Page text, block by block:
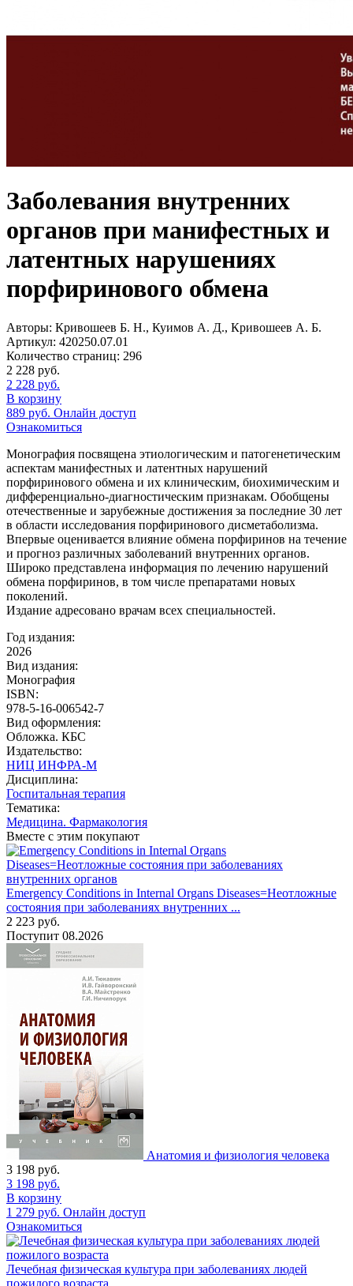
Заболевания внутренних
органов при манифестных и
латентных нарушениях
порфиринового обмена
Авторы: Кривошеев Б. Н., Куимов А. Д., Кривошеев А. Б.
Артикул: 420250.07.01
Количество страниц: 296
2 228 руб.
2 228 руб.
В корзину
889 руб. Онлайн доступ
Ознакомиться
Монография посвящена этиологическим и патогенетическим
аспектам манифестных и латентных нарушений
порфиринового обмена и их клиническим, биохимическим и
дифференциально-диагностическим признакам. Обобщены
отечественные и зарубежные достижения за последние 30 лет
в области исследования порфиринового дисметаболизма.
Впервые оценивается влияние обмена порфиринов на течение
и прогноз различных заболеваний внутренних органов.
Широко представлена информация по лечению нарушений
обмена порфиринов, в том числе препаратами новых
поколений.
Издание адресовано врачам всех специальностей.
Год издания:
2026
Вид издания:
Монография
ISBN:
978-5-16-006542-7
Вид оформления:
Обложка. КБС
Издательство:
НИЦ ИНФРА-М
Дисциплина:
Госпитальная терапия
Тематика:
Медицина. Фармакология
Вместе с этим покупают
Emergency Conditions in Internal Organs Diseases=Неотложные
состояния при заболеваниях внутренних ...
2 223 руб.
Поступит 08.2026
Анатомия и физиология человека
3 198 руб.
3 198 руб.
В корзину
1 279 руб. Онлайн доступ
Ознакомиться
Лечебная физическая культура при заболеваниях людей
пожилого возраста